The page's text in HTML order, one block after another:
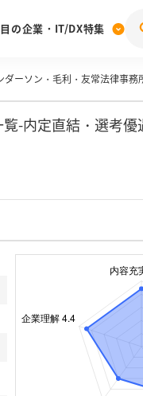
本選考体験記投稿キャン
のDX企業就職ブランド調
の企業・IT/DX特集
ダーソン・毛利・友常法律事
-内定直結・選考優